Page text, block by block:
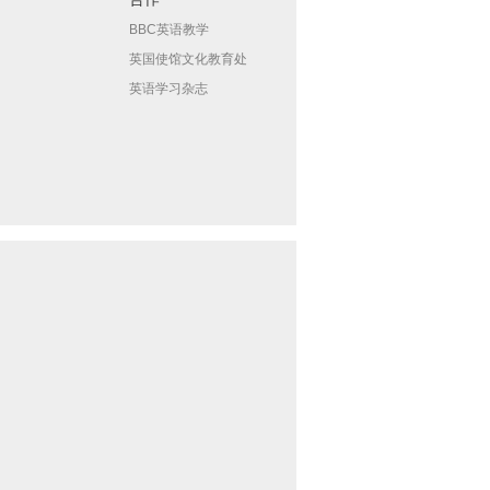
BBC英语教学
英国使馆文化教育处
英语学习杂志